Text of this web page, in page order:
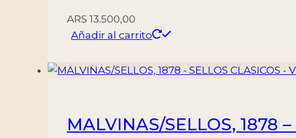
ARS 13.500,00
Añadir al carrito
MALVINAS/SELLOS, 1878